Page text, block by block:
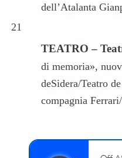
dell’Atalanta
21
TEATRO –
di memoria»,
deSidera/Teatro
compagnia